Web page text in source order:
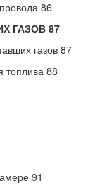
86
ГАЗОВ 87
газов 87
топлива 88
91